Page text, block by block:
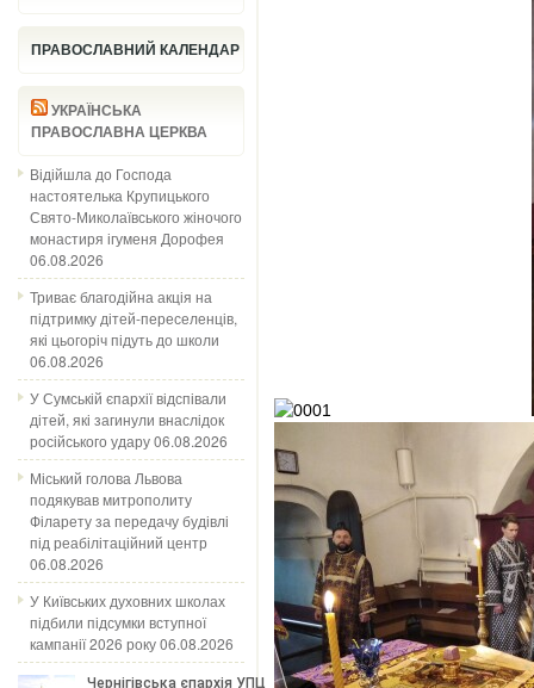
ПРАВОСЛАВНИЙ КАЛЕНДАР
УКРАЇНСЬКА
ПРАВОСЛАВНА ЦЕРКВА
Відійшла до Господа
настоятелька Крупицького
Свято-Миколаївського жіночого
монастиря ігуменя Дорофея
06.08.2026
Триває благодійна акція на
підтримку дітей-переселенців,
які цьогоріч підуть до школи
06.08.2026
У Сумській єпархії відспівали
дітей, які загинули внаслідок
російського удару06.08.2026
Міський голова Львова
подякував митрополиту
Філарету за передачу будівлі
під реабілітаційний центр
06.08.2026
У Київських духовних школах
підбили підсумки вступної
кампанії 2026 року06.08.2026